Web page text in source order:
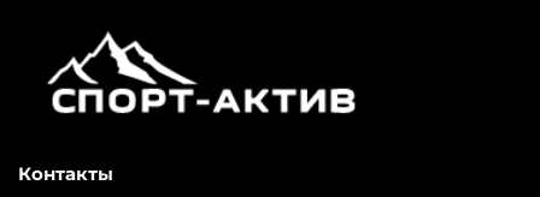
Контакты